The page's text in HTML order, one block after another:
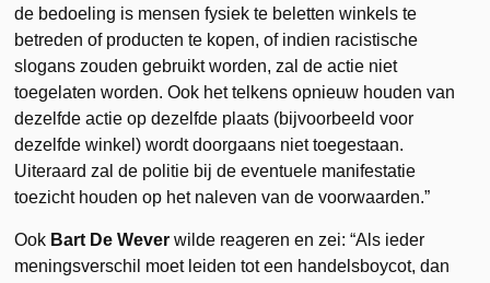
de bedoeling is mensen fysiek te beletten winkels te
betreden of producten te kopen, of indien racistische
slogans zouden gebruikt worden, zal de actie niet
toegelaten worden. Ook het telkens opnieuw houden van
dezelfde actie op dezelfde plaats (bijvoorbeeld voor
dezelfde winkel) wordt doorgaans niet toegestaan.
Uiteraard zal de politie bij de eventuele manifestatie
toezicht houden op het naleven van de voorwaarden.”
Ook Bart De Weverwilde reageren en zei: “Als ieder
meningsverschil moet leiden tot een handelsboycot, dan